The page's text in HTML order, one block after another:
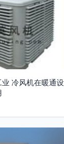
冷风机在暖通设